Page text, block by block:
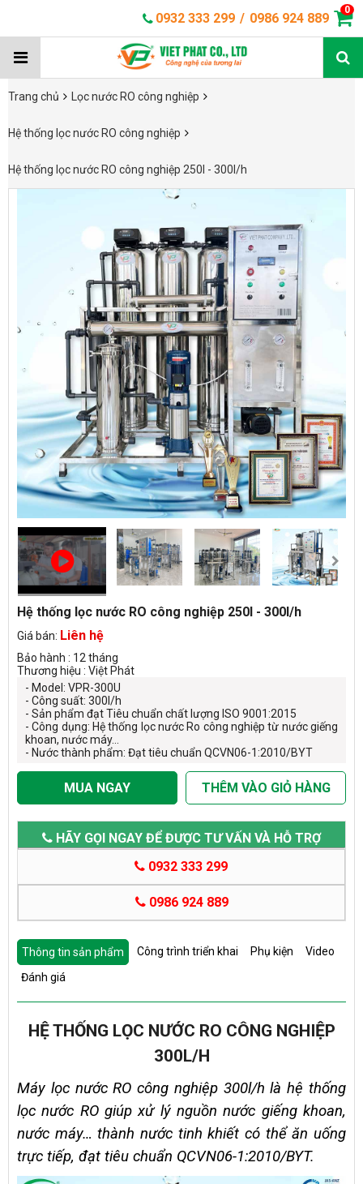
0932 333 299 / 0986 924 889
0
Trang chủ Lọc nước RO công nghiệp
Hệ thống lọc nước RO công nghiệp
Hệ thống lọc nước RO công nghiệp 250l - 300l/h
Hệ thống lọc nước RO công nghiệp 250l - 300l/h
Giá bán: Liên hệ
Bảo hành : 12 tháng
Thương hiệu : Việt Phát
- Model: VPR-300U
- Công suất: 300l/h
- Sản phẩm đạt Tiêu chuẩn chất lượng ISO 9001:2015
- Công dụng: Hệ thống lọc nước Ro công nghiệp từ nước giếng
khoan, nước máy...
- Nước thành phẩm: Đạt tiêu chuẩn QCVN06-1:2010/BYT
MUA NGAY THÊM VÀO GIỎ HÀNG
HÃY GỌI NGAY ĐỂ ĐƯỢC TƯ VẤN VÀ HỖ TRỢ
0932 333 299
0986 924 889
Thông tin sản phẩm Công trình triển khai Phụ kiện
Video
Đánh giá
HỆ THỐNG LỌC NƯỚC RO CÔNG NGHIỆP
300L/H
Máy lọc nước RO công nghiệp 300l/h là hệ thống
lọc nước RO giúp xử lý nguồn nước giếng khoan,
nước máy… thành nước tinh khiết có thể ăn uống
trực tiếp, đạt tiêu chuẩn QCVN06-1:2010/BYT.